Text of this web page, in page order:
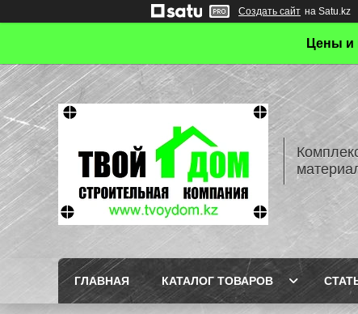
Создать сайт на Satu.kz
Цены и
ГЛАВНАЯ КАТАЛОГ ТОВАРОВ